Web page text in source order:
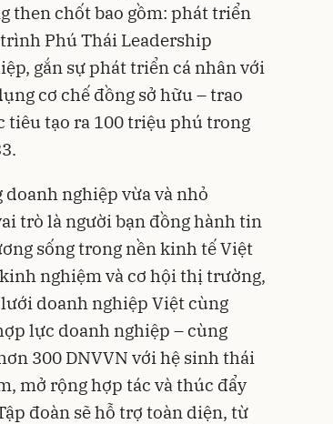
then chốt bao gồm: phát triển
Phú Thái Leadership
gắn sự phát triển cá nhân với
cơ chế đồng sở hữu – trao
tiêu tạo ra 100 triệu phú trong
nghiệp vừa và nhỏ
trò là người bạn đồng hành tin
sống trong nền kinh tế Việt
nghiệm và cơ hội thị trường,
doanh nghiệp Việt cùng
lực doanh nghiệp – cùng
300 DNVVN với hệ sinh thái
mở rộng hợp tác và thúc đẩy
đoàn sẽ hỗ trợ toàn diện, từ